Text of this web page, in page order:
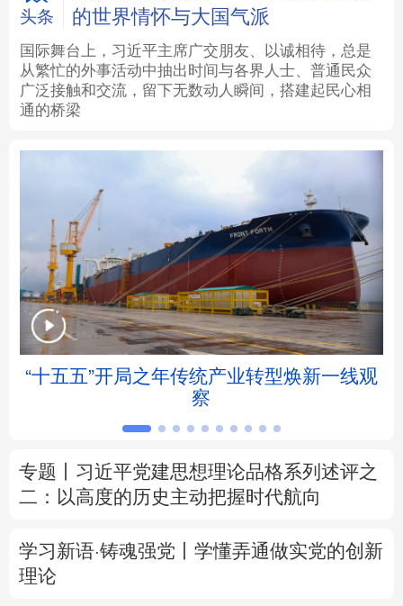
城市 旅游 能源
彩票 娱乐 时尚 悦读
公益
地方频道
北京 天津 河北 山西
辽宁 吉林 上海 江苏
浙江 安徽 福建 江西
河南 湖北
广东 广西 海南 重庆
陕西
头条
的世界情怀与大国气派
国际舞台上，习近平主席广交朋友、以诚相待，总是
从繁忙的外事活动中抽出时间与各界人士、普通民众
广泛接触和交流，留下无数动人瞬间，搭建起民心相
通的桥梁
“十五五”开局之年传统产业转型焕新一线观
察
专题丨 习近平党建思想理论品格系列述评之
二：以高度的历史主动把握时代航向
学习新语·铸魂强党丨学懂弄通做实党的创新
理论